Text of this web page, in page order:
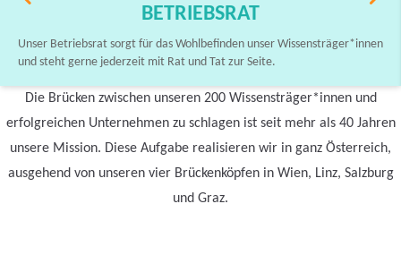
BETRIEBSRAT
Unser Betriebsrat sorgt für das Wohlbefinden unser Wissensträger*innen
und steht gerne jederzeit mit Rat und Tat zur Seite.
Die Brücken zwischen unseren 200 Wissensträger*innen und
erfolgreichen Unternehmen zu schlagen ist seit mehr als 40 Jahren
unsere Mission. Diese Aufgabe realisieren wir in ganz Österreich,
ausgehend von unseren vier Brückenköpfen in Wien, Linz, Salzburg
und Graz.